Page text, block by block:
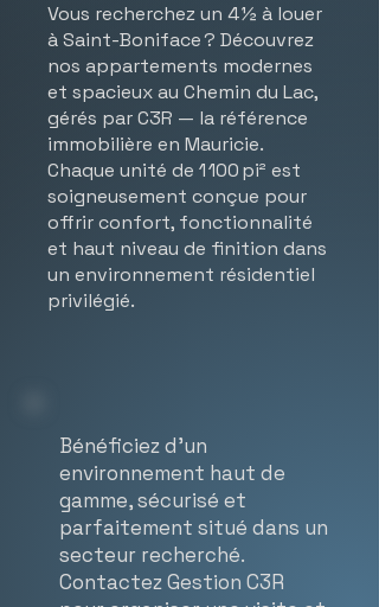
Vous recherchez un 4 ½ à louer
à Saint-Boniface ? Découvrez
nos appartements modernes
et spacieux au Chemin du Lac,
gérés par C3R — la référence
immobilière en Mauricie.
Chaque unité de 1 100 pi² est
soigneusement conçue pour
offrir confort, fonctionnalité
et haut niveau de finition dans
un environnement résidentiel
privilégié.
Bénéficiez d’un
environnement haut de
gamme, sécurisé et
parfaitement situé dans un
secteur recherché.
Contactez Gestion C3R